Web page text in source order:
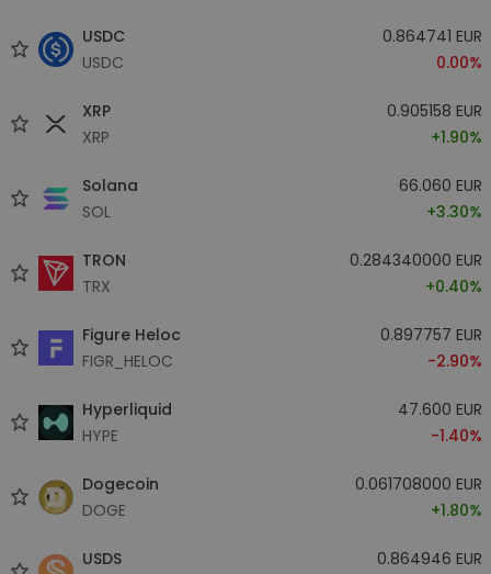
USDC
USDC
0.864741 EUR
0.00%
XRP
XRP
0.905158 EUR
+1.90%
Solana
SOL
66.060 EUR
+3.30%
TRON
TRX
0.284340000 EUR
+0.40%
Figure Heloc
FIGR_HELOC
0.897757 EUR
-2.90%
Hyperliquid
HYPE
47.600 EUR
-1.40%
Dogecoin
DOGE
0.061708000 EUR
+1.80%
USDS
0.864946 EUR